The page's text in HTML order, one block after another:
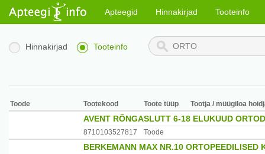
Apteegid Hinnakirjad Tooteinfo
Hinnakirjad Tooteinfo
Toode Tootekood Toote tüüp Tootja / müügiloa
AVENT RÕNGASLUTT 6-18 ELUKUUD
8710103527817 Toode
BERKEMANN MAX NR.10 ORTOPEEDILISED